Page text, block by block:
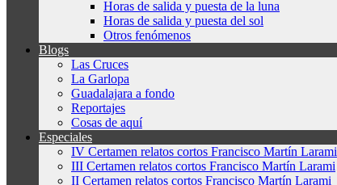
Horas de salida y puesta de la luna
Horas de salida y puesta del sol
Otros fenómenos
Blogs
Las Cruces
La Garlopa
Guadalajara a fondo
Reportajes
Cosas de aquí
Especiales
IV Certamen relatos cortos Francisco Martín Larami
III Certamen relatos cortos Francisco Martín Larami
II Certamen relatos cortos Francisco Martín Larami